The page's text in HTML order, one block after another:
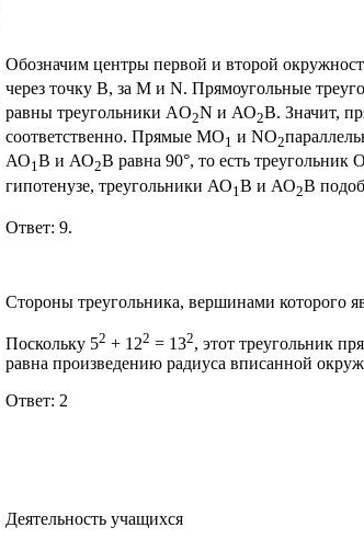
Обозначим центры первой и второй
через точку В, за М и N. Прямоугольные
равны треугольники AО2N и АО2В. Значит,
соответственно. Прямые МО1 и NО2
АО1В и АО2В равна 90°, то есть треугольник О
гипотенузе, треугольники АО1 В и АО2В
Ответ: 9.
Стороны треугольника, вершинами которого
Поскольку 52 + 122 = 132, этот треугольник
равна произведению радиуса вписанной
Ответ: 2
Деятельность учащихся